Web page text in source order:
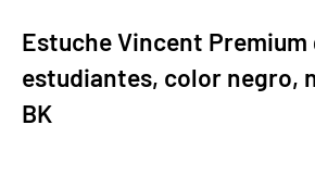
Estuche Vincent Premium
estudiantes, color negro,
BK